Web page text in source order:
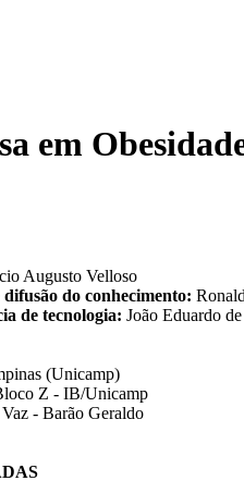
em
Augusto Velloso
do conhecimento:
de tecnologia: João Eduardo
(Unicamp)
Z - IB/Unicamp
- Barão Geraldo